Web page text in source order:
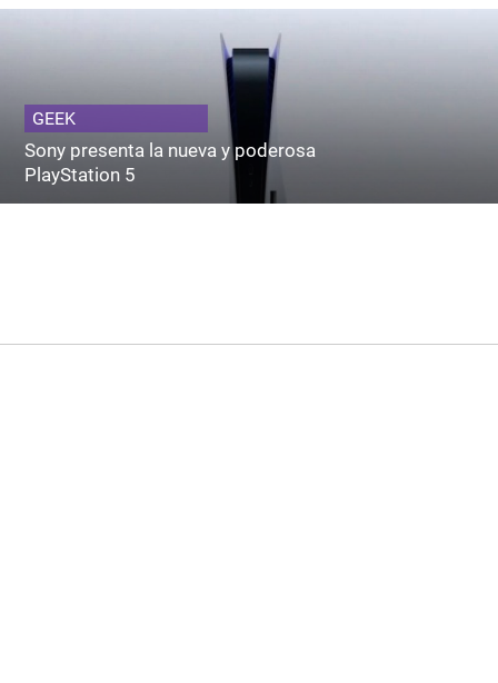
GEEK
Sony presenta la nueva y poderosa
PlayStation 5